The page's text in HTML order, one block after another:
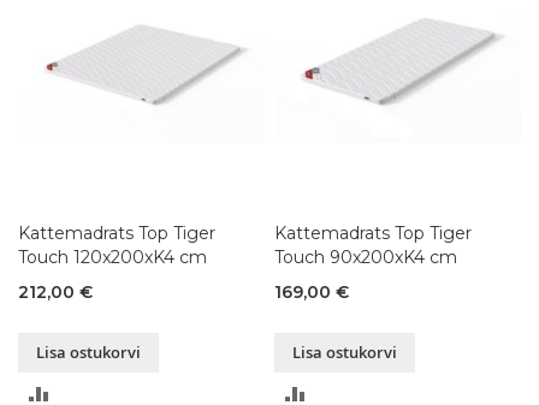
Kattemadrats Top Tiger
Touch 120x200xK4 cm
212,00 €
Lisa ostukorvi
Kattemadrats Top Tiger
Touch 90x200xK4 cm
169,00 €
Lisa ostukorvi